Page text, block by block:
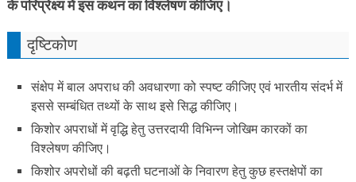
के परिप्रेक्ष्य में इस कथन काविश्लेषण कीजिए।
दृष्टिकोण
संक्षेप में बाल अपराध की अवधारणा को स्पष्ट कीजिए एवं भारतीय संदर्भ में
इससे सम्बंधित तथ्यों के साथ इसे सिद्ध कीजिए।
किशोर अपराधों में वृद्धि हेतु उत्तरदायी विभिन्न जोखिम कारकों का
विश्लेषण कीजिए।
किशोर अपरोधों की बढ़ती घटनाओं के निवारण हेतु कुछ हस्तक्षेपों का